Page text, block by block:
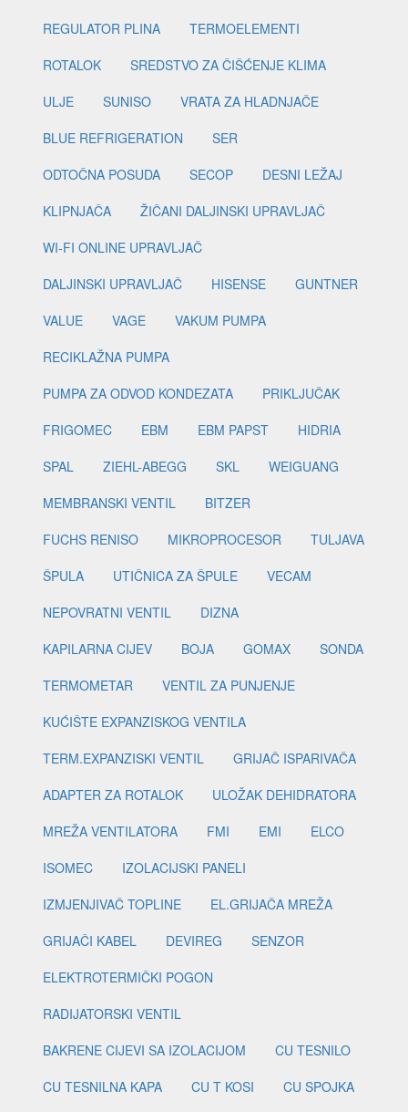
REGULATOR PLINA
TERMOELEMENTI
ROTALOK
SREDSTVO ZA ČIŠĆENJE KLIMA
ULJE
SUNISO
VRATA ZA HLADNJAČE
BLUE REFRIGERATION
SER
ODTOČNA POSUDA
SECOP
DESNI LEŽAJ
KLIPNJAČA
ŽIČANI DALJINSKI UPRAVLJAČ
WI-FI ONLINE UPRAVLJAČ
DALJINSKI UPRAVLJAČ
HISENSE
GUNTNER
VALUE
VAGE
VAKUM PUMPA
RECIKLAŽNA PUMPA
PUMPA ZA ODVOD KONDEZATA
PRIKLJUČAK
FRIGOMEC
EBM EBM PAPST
HIDRIA
SPAL
ZIEHL-ABEGG SKL
WEIGUANG
MEMBRANSKI VENTIL
BITZER
FUCHS RENISO
MIKROPROCESOR
TULJAVA
ŠPULA
UTIČNICA ZA ŠPULE
VECAM
NEPOVRATNI VENTIL
DIZNA
KAPILARNA CIJEV
BOJA GOMAX
SONDA
TERMOMETAR
VENTIL ZA PUNJENJE
KUĆIŠTE EXPANZISKOG VENTILA
TERM.EXPANZISKI VENTIL
GRIJAČ ISPARIVAČA
ADAPTER ZA ROTALOK
ULOŽAK DEHIDRATORA
MREŽA VENTILATORA
FMI EMI
ELCO
ISOMEC
IZOLACIJSKI PANELI
IZMJENJIVAČ TOPLINE
EL.GRIJAČA MREŽA
GRIJAČI KABEL
DEVIREG
SENZOR
ELEKTROTERMIČKI POGON
RADIJATORSKI VENTIL
BAKRENE CIJEVI SA IZOLACIJOM
CU TESNILO
CU TESNILNA KAPA
CU T KOSI
CU SPOJKA